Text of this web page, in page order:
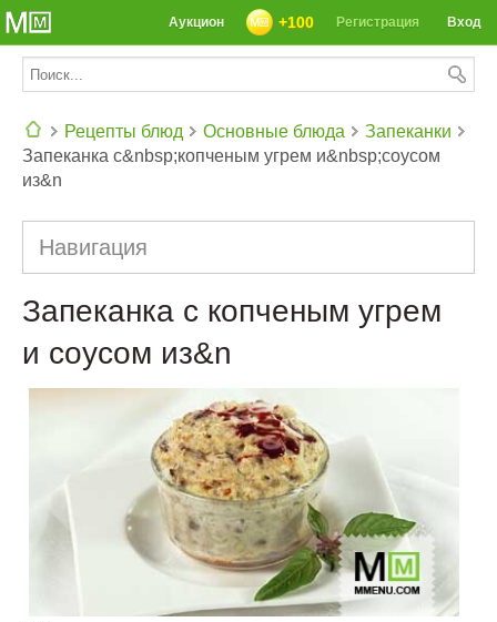
Вход
Регистрация
+100
Аукцион
Рецепты блюд Основные блюда
Запеканки
Запеканка с&nbsp;копченым угрем и&nbsp;соусом
из&n
Навигация
Запеканка с копченым угрем
и соусом из&n